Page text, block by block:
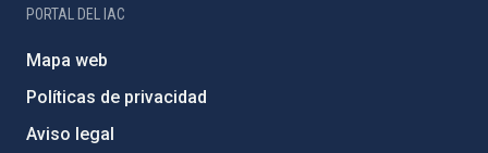
PORTAL DEL IAC
Mapa web
Políticas de privacidad
Aviso legal